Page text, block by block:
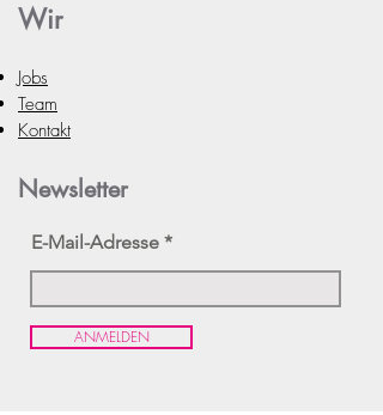
Wir
Jobs
Team
Kontakt
Newsletter
E-Mail-Adresse
ANMELDEN